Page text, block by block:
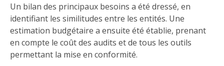
Un bilan des principaux besoins a été dressé, en
identifiant les similitudes entre les entités. Une
estimation budgétaire a ensuite été établie, prenant
en compte le coût des audits et de tous les outils
permettant la mise en conformité.